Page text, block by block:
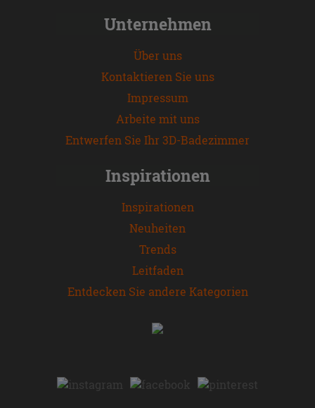
Unternehmen
Über uns
Kontaktieren Sie uns
Impressum
Arbeite mit uns
Entwerfen Sie Ihr 3D-Badezimmer
Inspirationen
Inspirationen
Neuheiten
Trends
Leitfaden
Entdecken Sie andere Kategorien